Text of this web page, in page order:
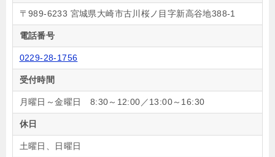
〒989-6233 宮城県大崎市古川桜ノ目字新高谷地388-1
電話番号
0229-28-1756
受付時間
月曜日～金曜日 8:30～12:00／13:00～16:30
休日
土曜日、日曜日